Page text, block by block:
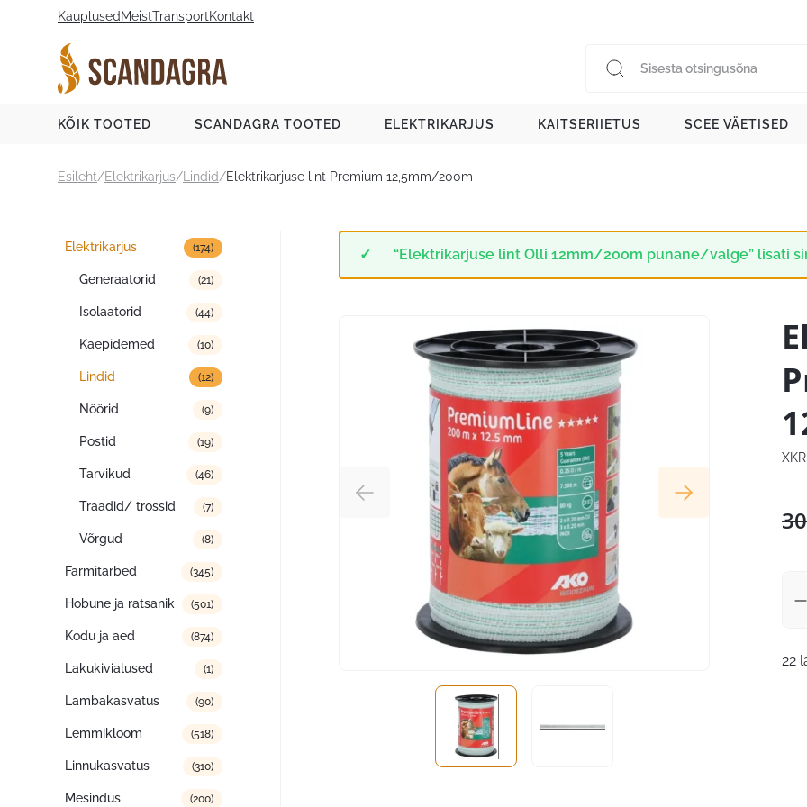
Kauplused MeistTransportKontakt
KÕIK TOOTED SCANDAGRA TOOTED ELEKTRIKARJUS KAITSERIIETUS SCEE VÄETISED
Esileht/Elektrikarjus/ Lindid/Elektrikarjuse lint Premium 12,5mm/200m
Tootekategooriad
Elektrikarjus (174)
Generaatorid (21)
Isolaatorid (44)
Käepidemed (10)
Lindid (12)
Nöörid (9)
Postid (19)
Tarvikud (46)
Traadid/ trossid (7)
Võrgud (8)
Farmitarbed (345)
Hobune ja ratsanik (501)
Kodu ja aed (874)
Lakukivialused (1)
Lambakasvatus (90)
Lemmikloom (518)
Linnukasvatus (310)
Mesindus (200)
“Elektrikarjuse lint Olli 12mm/200m punane/valge” lisati
22